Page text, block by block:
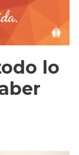
lo